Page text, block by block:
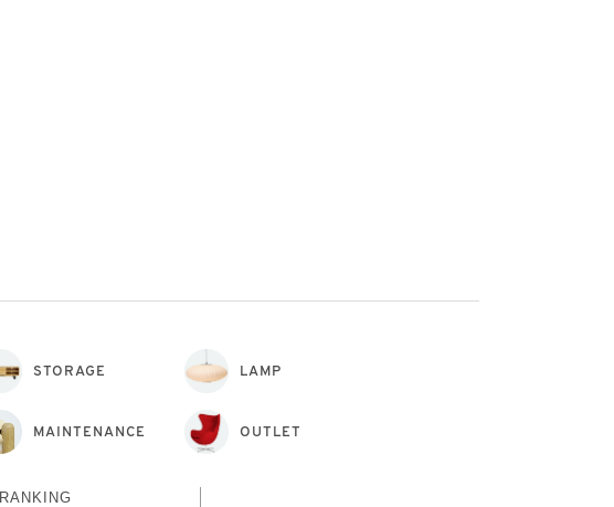
STORAGE LAMP
MAINTENANCE OUTLET
RANKING